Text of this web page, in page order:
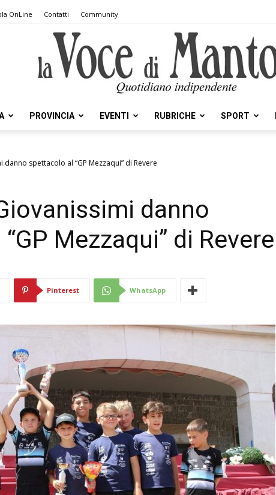
OnLine Contatti Community
Voce
Mantova
PROVINCIA EVENTI RUBRICHE SPORT
danno spettacolo al “GP Mezzaqui” di Revere
danno
Mezzaqui” di Revere
Pinterest WhatsApp